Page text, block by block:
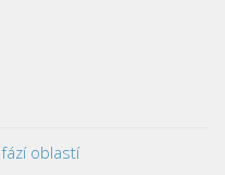
oblastí